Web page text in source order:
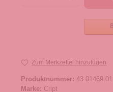
Zum Merkzettel hinzufügen
Produktnummer: 43.01469.01
Marke: Cript